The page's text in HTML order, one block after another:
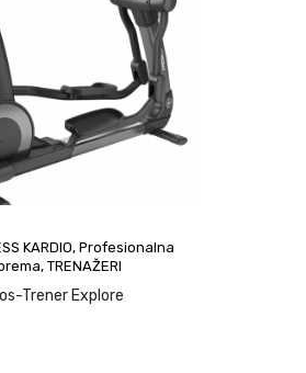
KARDIO, Profesionalna
, TRENAŽERI
Trener Explore